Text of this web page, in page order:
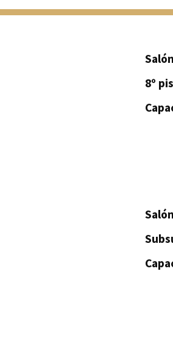
8º